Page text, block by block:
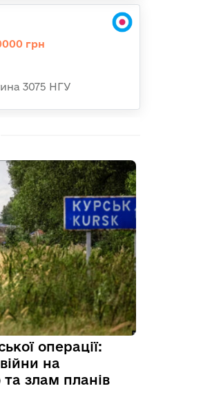
грн
3075 НГУ
операції:
на
злам планів